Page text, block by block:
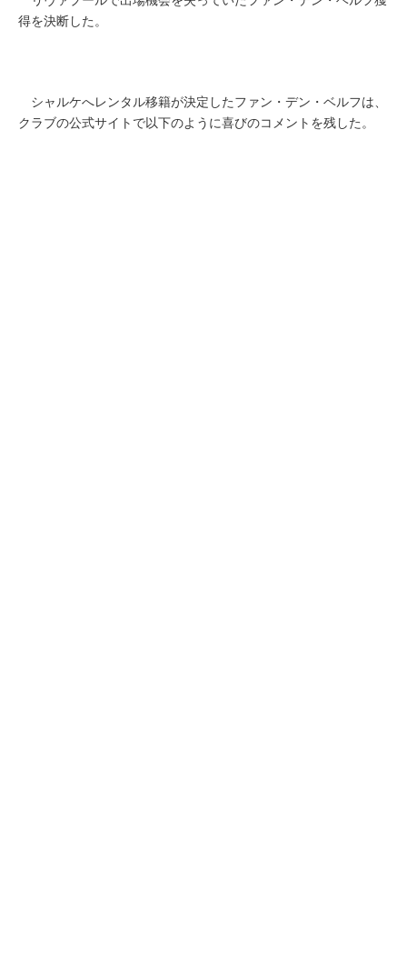
得を決断した。
シャルケへレンタル移籍が決定したファン・デン・ベルフは、
クラブの公式サイトで以下のように喜びのコメントを残した。